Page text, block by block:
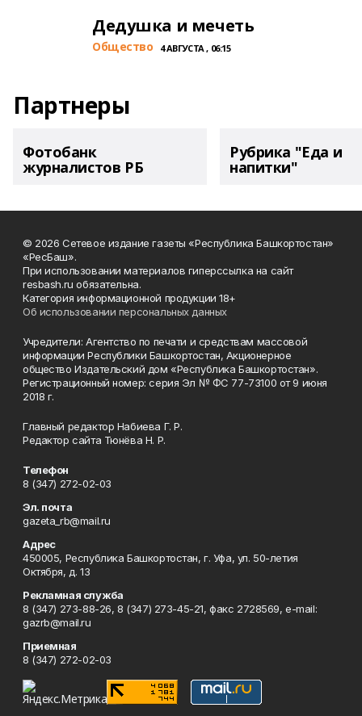
Дедушка и мечеть
Общество 4 АВГУСТА , 06:15
Партнеры
Фотобанк
журналистов РБ
Рубрика "Еда и
напитки"
© 2026 Сетевое издание газеты «Республика Башкортостан»
«РесБаш».
При использовании материалов гиперссылка на сайт
resbash.ru обязательна.
Категория информационной продукции 18+
Об использовании персональных данных
Учредители: Агентство по печати и средствам массовой
информации Республики Башкортостан, Акционерное
общество Издательский дом «Республика Башкортостан».
Регистрационный номер: серия Эл № ФС 77-73100 от 9 июня
2018 г.
Главный редактор Набиева Г. Р.
Редактор сайта Тюнёва Н. Р.
Телефон
8 (347) 272-02-03
Эл. почта
gazeta_rb@mail.ru
Адрес
450005, Республика Башкортостан, г. Уфа, ул. 50-летия
Октября, д. 13
Рекламная служба
8 (347) 273-88-26, 8 (347) 273-45-21, факс 2728569, e-mail:
gazrb@mail.ru
Приемная
8 (347) 272-02-03